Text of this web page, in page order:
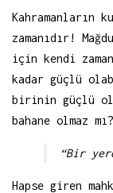
Kahramanların
zamanıdır!
için kendi
kadar güçlü
birinin güçlü
bahane olmaz mı?
“Bir
Hapse giren